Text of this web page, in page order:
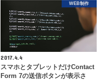
WEB制作
2017.4.4
スマホとタブレットだけContact
Form 7の送信ボタンが表示さ